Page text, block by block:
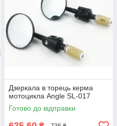
Дзеркала в торець керма
мотоцикла Angle SL-017
Готово до відправки